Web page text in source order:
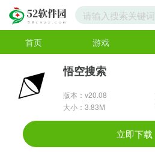
首页 游戏
悟空搜索
版本：v20.08
大小：3.83M
立即下载